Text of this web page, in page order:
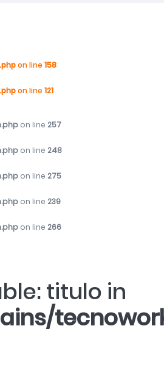
región
región
durante 2025
on line 158
on line 121
on line 257
on line 248
on line 275
on line 239
on line 266
titulo in